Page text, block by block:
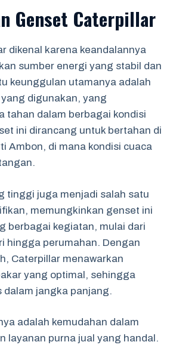
Genset Caterpillar
dikenal karena keandalannya
sumber energi yang stabil dan
keunggulan utamanya adalah
digunakan, yang
tahan dalam berbagai kondisi
ini dirancang untuk bertahan di
Ambon, di mana kondisi cuaca
tinggi juga menjadi salah satu
memungkinkan genset ini
berbagai kegiatan, mulai dari
hingga perumahan. Dengan
Caterpillar menawarkan
yang optimal, sehingga
dalam jangka panjang.
adalah kemudahan dalam
layanan purna jual yang handal.